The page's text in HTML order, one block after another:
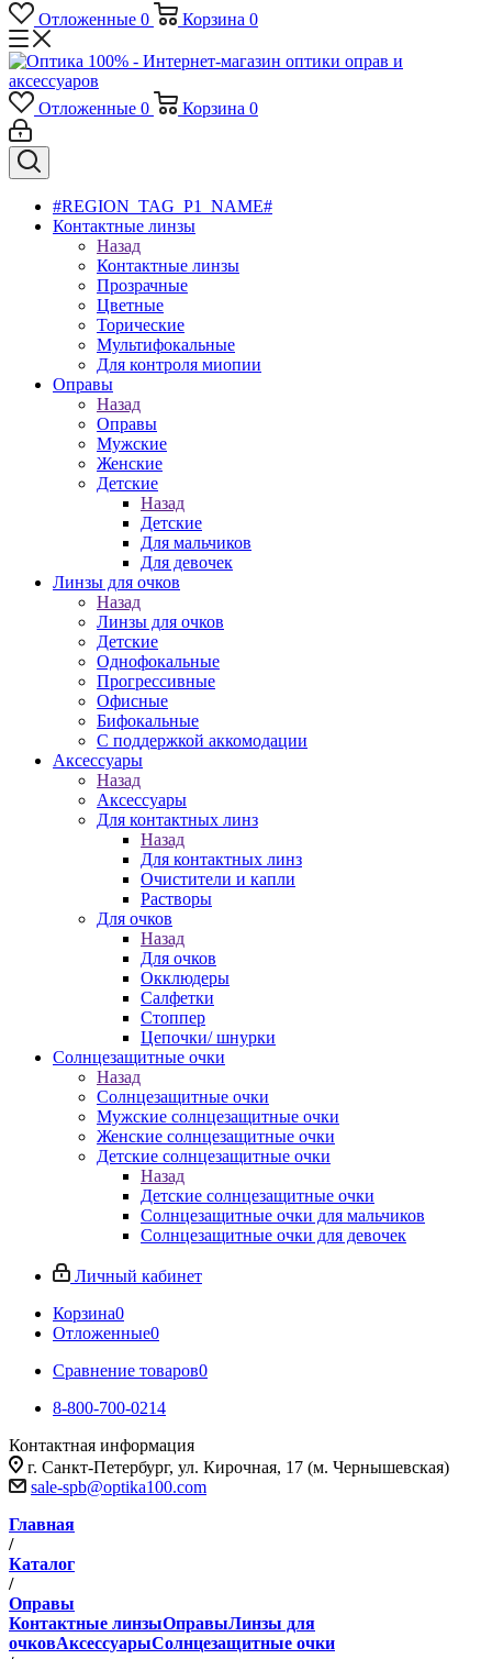
Отложенные 0 Корзина 0
Отложенные 0 Корзина 0
#REGION_TAG_P1_NAME#
Контактные линзы
Назад
Контактные линзы
Прозрачные
Цветные
Торические
Мультифокальные
Для контроля миопии
Оправы
Назад
Оправы
Мужские
Женские
Детские
Назад
Детские
Для мальчиков
Для девочек
Линзы для очков
Назад
Линзы для очков
Детские
Однофокальные
Прогрессивные
Офисные
Бифокальные
С поддержкой аккомодации
Аксессуары
Назад
Аксессуары
Для контактных линз
Назад
Для контактных линз
Очистители и капли
Растворы
Для очков
Назад
Для очков
Окклюдеры
Салфетки
Стоппер
Цепочки/ шнурки
Солнцезащитные очки
Назад
Солнцезащитные очки
Мужские солнцезащитные очки
Женские солнцезащитные очки
Детские солнцезащитные очки
Назад
Детские солнцезащитные очки
Солнцезащитные очки для мальчиков
Солнцезащитные очки для девочек
Личный кабинет
Корзина0
Отложенные0
Сравнение товаров0
8-800-700-0214
Контактная информация
г. Санкт-Петербург, ул. Кирочная, 17 (м. Чернышевская)
sale-spb@optika100.com
Главная
/
Каталог
/
Оправы
Контактные линзыОправыЛинзы для
очковАксессуарыСолнцезащитные очки